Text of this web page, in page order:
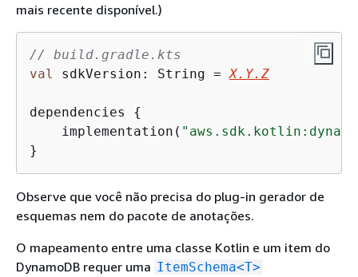
mais recente disponível.)
// build.gradle.kts
val
sdkVersion: String = X.Y.Z
dependencies {
    implementation(
}
Observe que você não precisa do plug-in gerador de
esquemas nem do pacote de anotações.
O mapeamento entre uma classe Kotlin e um item do
DynamoDB requer uma ItemSchema<T>